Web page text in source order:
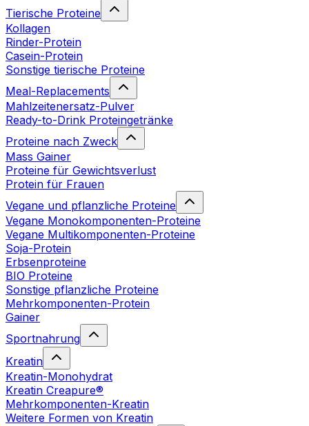
Tierische Proteine
Kollagen
Rinder-Protein
Casein-Protein
Sonstige tierische Proteine
Meal-Replacements
Mahlzeitenersatz-Pulver
Ready-to-Drink Proteingetränke
Proteine nach Zweck
Mass Gainer
Proteine für Gewichtsverlust
Protein für Frauen
Vegane und pflanzliche Proteine
Vegane Monokomponenten-Proteine
Vegane Multikomponenten-Proteine
Soja-Protein
Erbsenproteine
BIO Proteine
Sonstige pflanzliche Proteine
Mehrkomponenten-Protein
Gainer
Sportnahrung
Kreatin
Kreatin-Monohydrat
Kreatin Creapure®
Mehrkomponenten-Kreatin
Weitere Formen von Kreatin